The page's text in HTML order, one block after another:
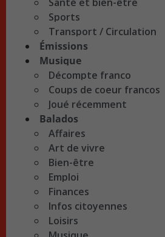
Sports
Transport / Circulation
Émissions
Musique
Décompte franco
Coups de coeur francos
Joué récemment
Balados
Affaires
Art de vivre
Bien-être
Emploi
Finances
Infos citoyennes
Loisirs